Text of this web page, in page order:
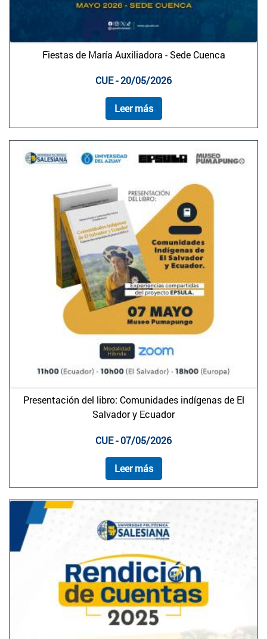
Fiestas de María Auxiliadora - Sede Cuenca
CUE - 20/05/2026
Leer más
Presentación del libro: Comunidades indígenas de El
Salvador y Ecuador
CUE - 07/05/2026
Leer más